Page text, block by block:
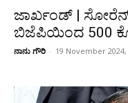
ಜಾರ್ಖಂಡ್ | ಸೋರೆನ್
ಬಿಜೆಪಿಯಿಂದ ₹500
ನಾನು ಗೌರಿ - 19 November 2024,